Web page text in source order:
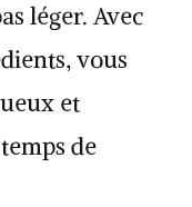
léger. Avec
vous
et
de